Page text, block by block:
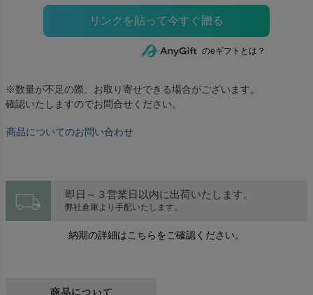
のeギフトとは？
※数量が不足の際、お取り寄せできる場合がございます。
確認いたしますのでお問合せください。
商品についてのお問い合わせ
local_shipping 即日～３営業日以内に出荷いたします。
弊社倉庫より手配いたします。
納期の詳細はこちらをご確認ください。
商品について